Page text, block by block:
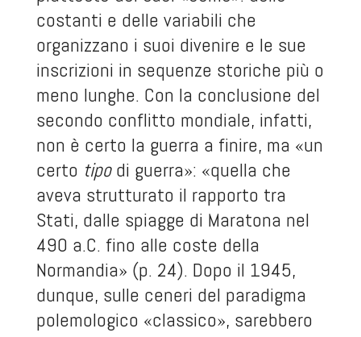
costanti e delle variabili che
organizzano i suoi divenire e le sue
inscrizioni in sequenze storiche più o
meno lunghe. Con la conclusione del
secondo conflitto mondiale, infatti,
non è certo la guerra a finire, ma «un
certo tipodi guerra»: «quella che
aveva strutturato il rapporto tra
Stati, dalle spiagge di Maratona nel
490 a.C. fino alle coste della
Normandia» (p. 24). Dopo il 1945,
dunque, sulle ceneri del paradigma
polemologico «classico», sarebbero